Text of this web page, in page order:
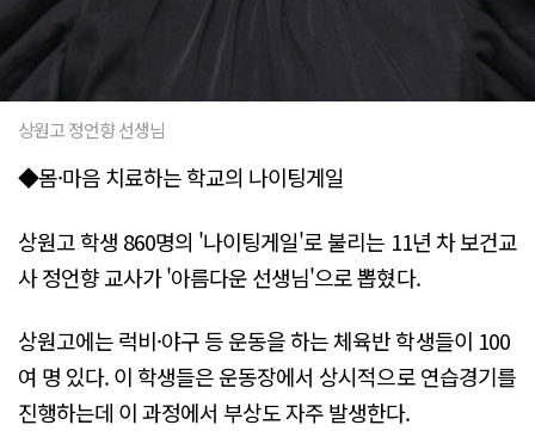
상원고 정언향 선생님
◆몸·마음 치료하는 학교의 나이팅게일
상원고 학생 860명의 '나이팅게일'로 불리는 11년 차 보건교
사 정언향 교사가 '아름다운 선생님'으로 뽑혔다.
상원고에는 럭비·야구 등 운동을 하는 체육반 학생들이 100
여 명 있다. 이 학생들은 운동장에서 상시적으로 연습경기를
진행하는데 이 과정에서 부상도 자주 발생한다.